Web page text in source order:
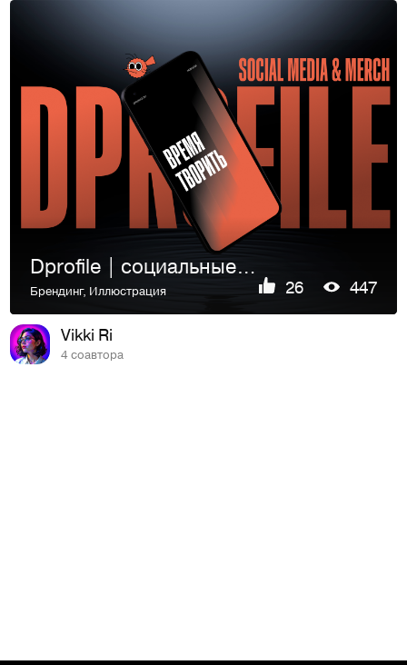
Dprofile | социальные сети & мерч
Брендинг, Иллюстрация 26 447
Vikki Ri
4 соавтора